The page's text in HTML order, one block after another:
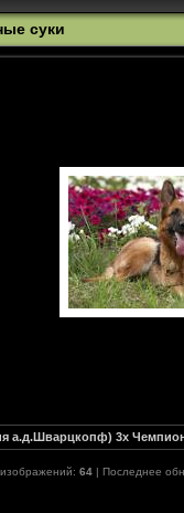
суки
а.д.Шварцкопф) 3х
64 | Последнее